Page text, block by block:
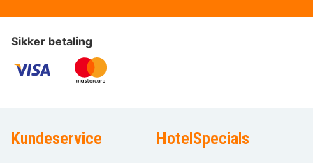
Sikker betaling
Kundeservice HotelSpecials